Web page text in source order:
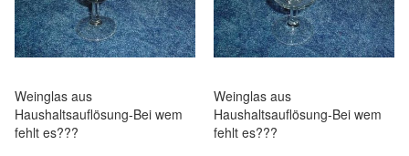
Weinglas aus
Haushaltsauflösung-Bei wem
fehlt es???
Weinglas aus
Haushaltsauflösung-Bei wem
fehlt es???